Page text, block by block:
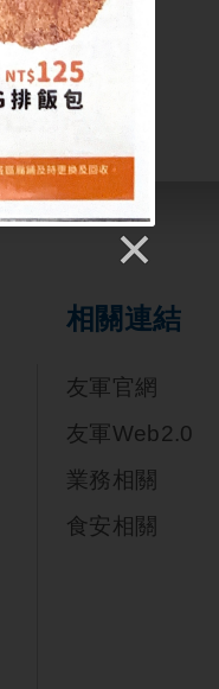
相關連結
友軍官網
友軍Web2.0
業務相關
食安相關